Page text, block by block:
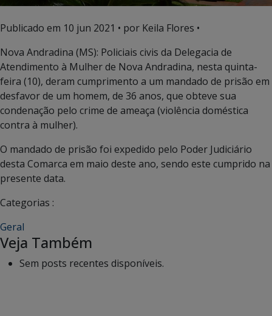
Publicado em 10 jun 2021 • por Keila Flores •
Nova Andradina (MS): Policiais civis da Delegacia de
Atendimento à Mulher de Nova Andradina, nesta quinta-
feira (10), deram cumprimento a um mandado de prisão em
desfavor de um homem, de 36 anos, que obteve sua
condenação pelo crime de ameaça (violência doméstica
contra à mulher).
O mandado de prisão foi expedido pelo Poder Judiciário
desta Comarca em maio deste ano, sendo este cumprido na
presente data.
Categorias :
Geral
Veja Também
Sem posts recentes disponíveis.